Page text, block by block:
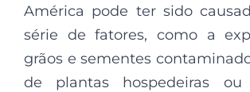
América pode ter sido
série de fatores, como a
grãos e sementes
de plantas hospedeiras